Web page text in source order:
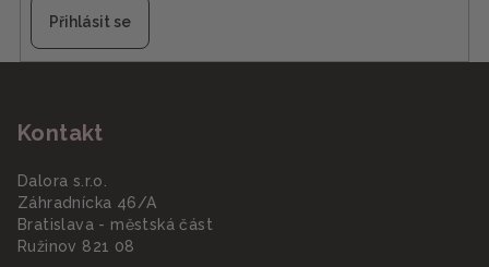
Přihlásit se
Kontakt
Dalora s.r.o.
Záhradnícka 46/A
Bratislava - městská část
Ružinov 821 08